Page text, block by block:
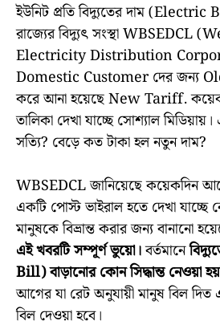
ইউনিট প্রতি বিদ্যুতের দাম
রাজ্যের বিদ্যুৎ সংস্থা WBSEDCL
Electricity Distribution
Domestic Customer দের জন্য
করে আনা হয়েছে New Tariff.
তালিকা দেখা যাচ্ছে সোশ্যাল
সত্যি? বেড়ে কত টাকা হল নতুন দাম?
WBSEDCL জানিয়েছে কয়েকদিন
একটি পোস্ট ভাইরাল হতে দেখা যাচ্ছে
মানুষকে বিভ্রান্ত করার জন্য বানানো
এই খবরটি সম্পূর্ণ ভুয়ো।বর্তমানে
Bill) বাড়ানোর কোন সিদ্ধান্ত নেওয়া
আগের যা রেট অনুযায়ী মানুষ বিল
বিল দেওয়া হবে।